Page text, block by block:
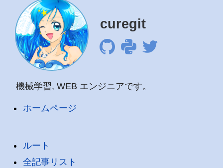
curegit
機械学習, WEB エンジニアです。
ホームページ
ルート
全記事リスト